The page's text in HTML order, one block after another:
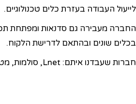
לייעול העבודה בעזרת כלים טכנולוגיים.​
החברה מעבירה גם סדנאות ומפתחת
בכלים שונים ובהתאם לדרישת הלקוח.
חברות שעבדנו איתם: Lnet, סולמות, מט"ח ומשרד החינוך.